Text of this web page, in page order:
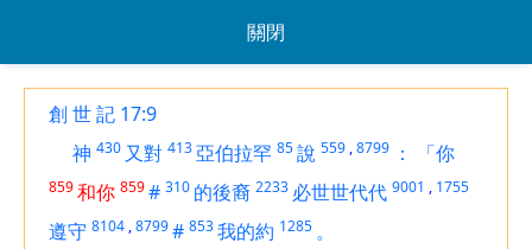
關閉
創 世 記 17:9
神 430 又對 413亞伯拉罕 85說 559 ,8799 ： 「你
859和你 859# 310 的後裔 2233 必世世代代 9001 , 1755
遵守 8104 ,8799# 853我的約 1285 。